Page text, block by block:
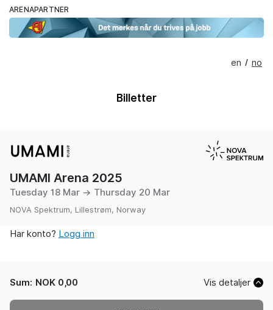
ARENAPARTNER
en / no
Billetter
UMAMI Arena 2025
Tuesday 18 Mar → Thursday 20 Mar
NOVA Spektrum, Lillestrøm, Norway
Har konto? Logg inn
Sum: NOK 0,00 Vis detaljer